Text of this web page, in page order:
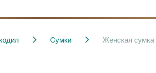
Cумки Женская сумка